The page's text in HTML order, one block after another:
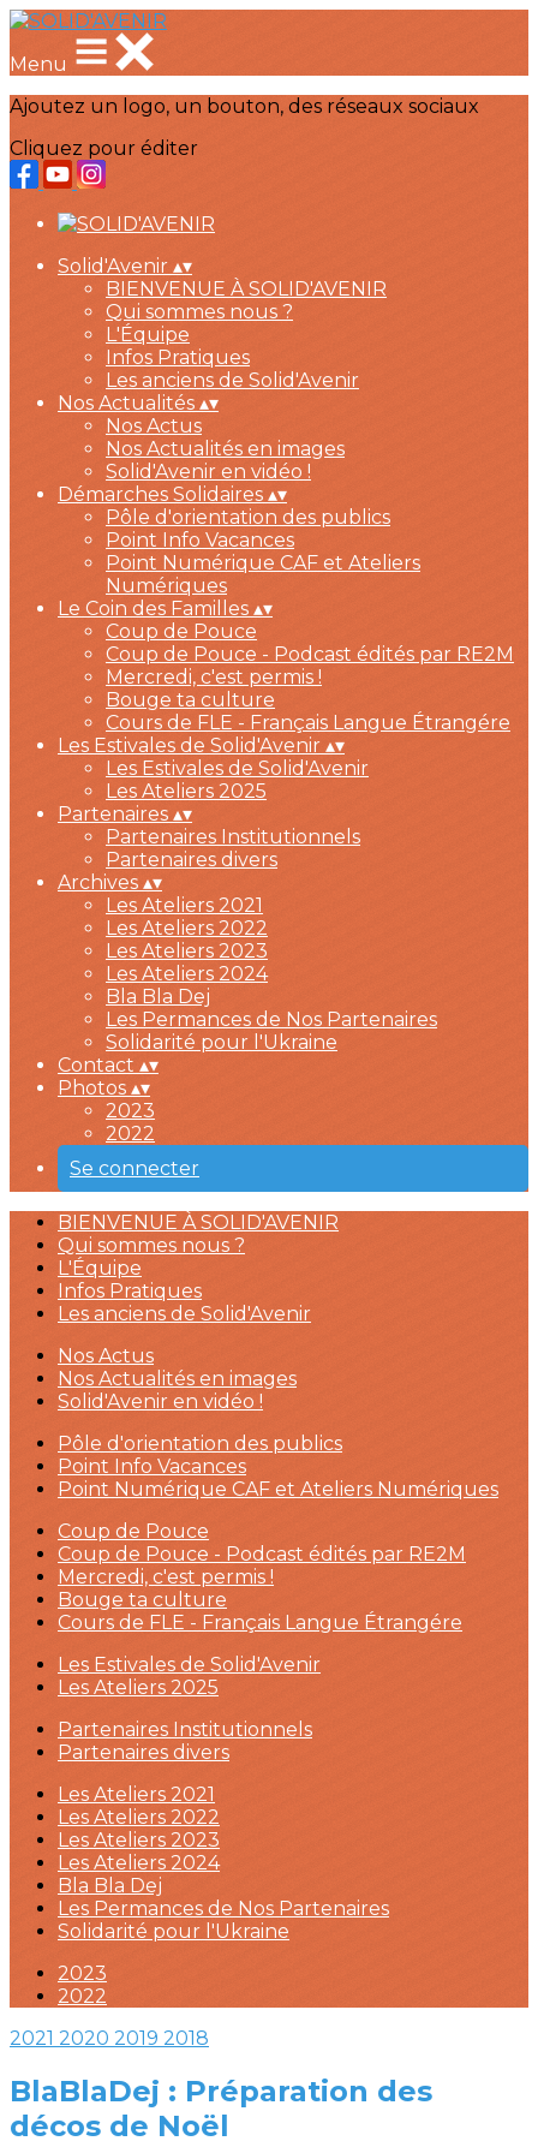
Menu
Ajoutez un logo, un bouton, des réseaux sociaux
Cliquez pour éditer
Solid'Avenir ▴▾
BIENVENUE À SOLID'AVENIR
Qui sommes nous ?
L'Équipe
Infos Pratiques
Les anciens de Solid'Avenir
Nos Actualités ▴▾
Nos Actus
Nos Actualités en images
Solid'Avenir en vidéo !
Démarches Solidaires ▴▾
Pôle d'orientation des publics
Point Info Vacances
Point Numérique CAF et Ateliers
Numériques
Le Coin des Familles ▴▾
Coup de Pouce
Coup de Pouce - Podcast édités par RE2M
Mercredi, c'est permis !
Bouge ta culture
Cours de FLE - Français Langue Étrangére
Les Estivales de Solid'Avenir ▴▾
Les Estivales de Solid'Avenir
Les Ateliers 2025
Partenaires ▴▾
Partenaires Institutionnels
Partenaires divers
Archives ▴▾
Les Ateliers 2021
Les Ateliers 2022
Les Ateliers 2023
Les Ateliers 2024
Bla Bla Dej
Les Permances de Nos Partenaires
Solidarité pour l'Ukraine
Contact ▴▾
Photos ▴▾
2023
2022
Se connecter
BIENVENUE À SOLID'AVENIR
Qui sommes nous ?
L'Équipe
Infos Pratiques
Les anciens de Solid'Avenir
Nos Actus
Nos Actualités en images
Solid'Avenir en vidéo !
Pôle d'orientation des publics
Point Info Vacances
Point Numérique CAF et Ateliers Numériques
Coup de Pouce
Coup de Pouce - Podcast édités par RE2M
Mercredi, c'est permis !
Bouge ta culture
Cours de FLE - Français Langue Étrangére
Les Estivales de Solid'Avenir
Les Ateliers 2025
Partenaires Institutionnels
Partenaires divers
Les Ateliers 2021
Les Ateliers 2022
Les Ateliers 2023
Les Ateliers 2024
Bla Bla Dej
Les Permances de Nos Partenaires
Solidarité pour l'Ukraine
2023
2022
2021 2020 2019 2018
BlaBlaDej : Préparation des
décos de Noël